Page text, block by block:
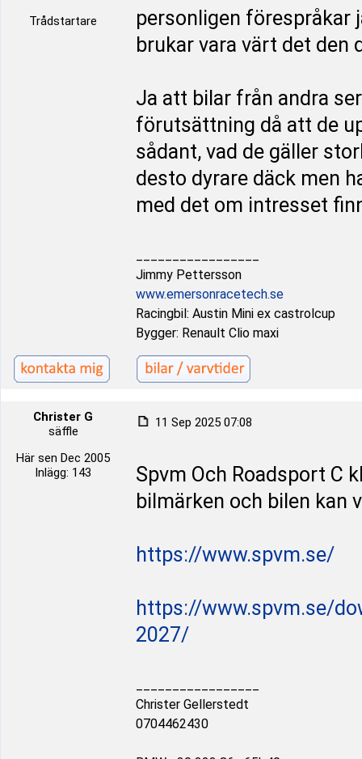
Trådstartare
personligen förespråkar
brukar vara värt det den
Ja att bilar från andra
förutsättning då att de
sådant, vad de gäller
desto dyrare däck men
med det om intresset
Jimmy Pettersson
www.emersonracetech.se
Racingbil: Austin Mini ex castrolcup
Bygger: Renault Clio maxi
Christer G
säffle
Här sen Dec 2005
Inlägg: 143
11 Sep 2025 07:08
Spvm Och Roadsport C
bilmärken och bilen kan
https://www.spvm.se/
https://www.spvm.se/
2027/
Christer Gellerstedt
0704462430